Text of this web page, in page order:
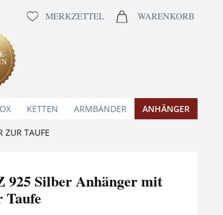
MERKZETTEL WARENKORB
KETTEN ARMBÄNDER ANHÄNGER
ZUR TAUFE
Silber Anhänger mit
Taufe